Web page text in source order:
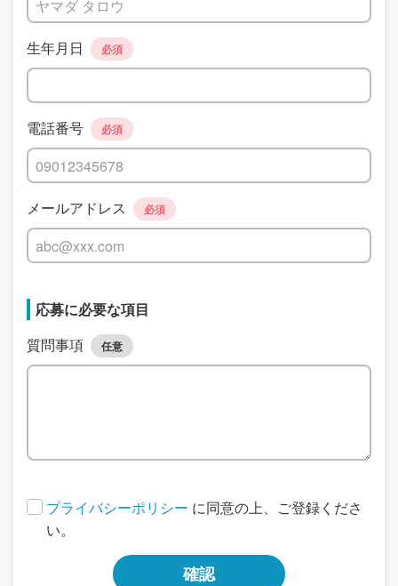
生年月日 必須
電話番号 必須
メールアドレス 必須
応募に必要な項目
質問事項
任意
プライバシーポリシー に同意の上、ご登録くださ
い。
確認